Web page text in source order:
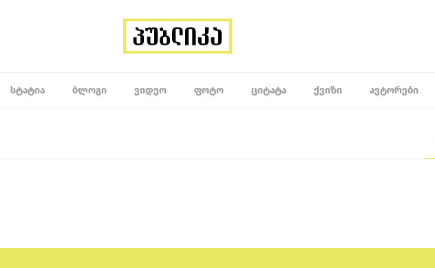
ᲡᲢᲐᲢᲘᲐ ᲑᲚᲝᲒᲘ ᲕᲘᲓᲔᲝ ᲤᲝᲢᲝ ᲪᲘᲢᲐᲢᲐ ᲥᲕᲘᲖᲘ ᲐᲕᲢᲝᲠᲔᲑᲘ